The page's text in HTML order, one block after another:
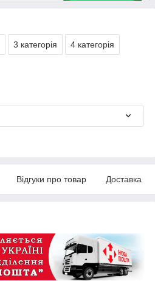
3 категорія 4 категорія
Відгуки про товар Доставка